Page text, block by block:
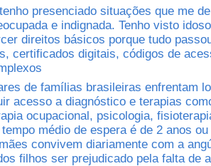
presenciado situações que me
e indignada. Tenho visto
direitos básicos porque tudo
certificados digitais, códigos de
de famílias brasileiras enfrentam
acesso a diagnóstico e terapias
ocupacional, psicologia,
médio de espera é de 2 anos
convivem diariamente com a
filhos ser prejudicado pela falta de